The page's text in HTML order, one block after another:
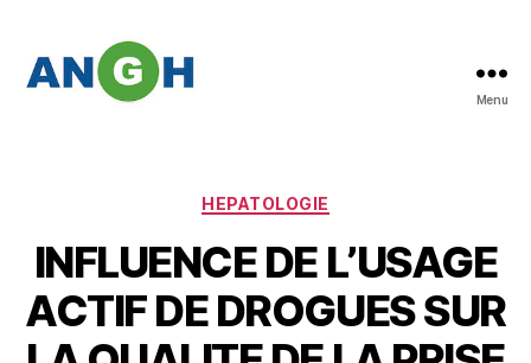
Menu
Catégories
HEPATOLOGIE
INFLUENCE DE L’USAGE
ACTIF DE DROGUES SUR